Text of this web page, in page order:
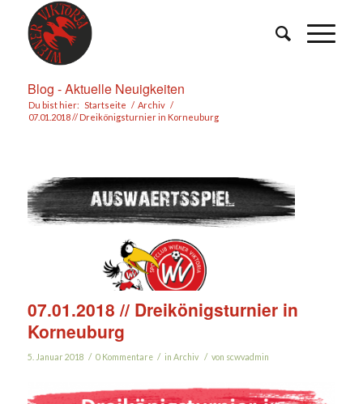
Blog - Aktuelle Neuigkeiten
Du bist hier: Startseite / Archiv /
07.01.2018 // Dreikönigsturnier in Korneuburg
07.01.2018 // Dreikönigsturnier in
Korneuburg
5. Januar 2018 / 0 Kommentare / in Archiv / von scwvadmin